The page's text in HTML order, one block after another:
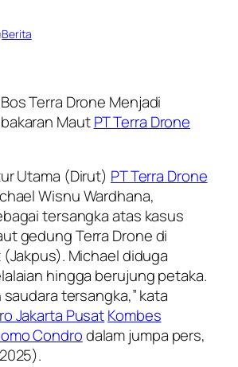
Berita
Terra Drone Menjadi
MautPT Terra Drone
Utama (Dirut) PT Terra Drone
Wisnu Wardhana,
tersangka atas kasus
gedung Terra Drone di
Michael diduga
hingga berujung petaka.
saudara tersangka,” kata
Jakarta PusatKombes
Condrodalam jumpa pers,